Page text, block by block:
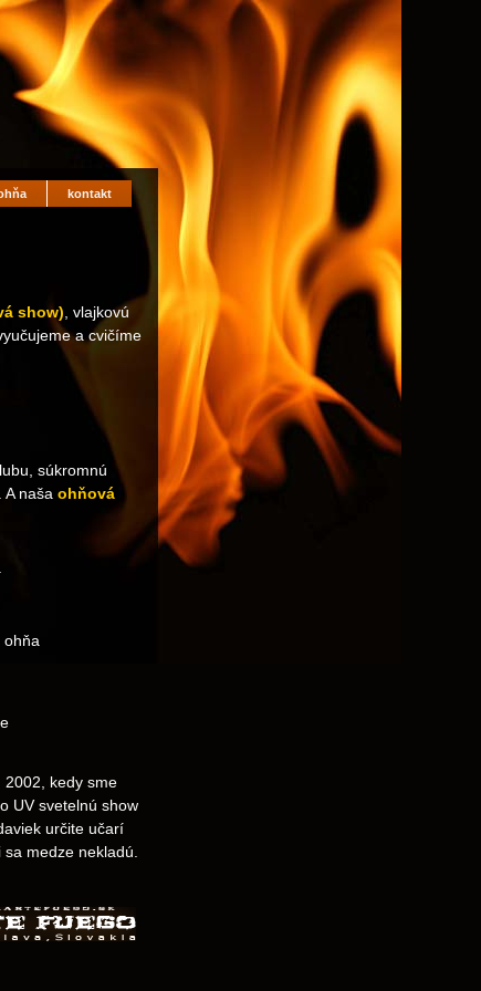
kontakt
show) , vlajkovú
a cvičíme
súkromnú
A naša ohňová
ohňa
2002, kedy sme
UV svetelnú show
určite učarí
medze nekladú.